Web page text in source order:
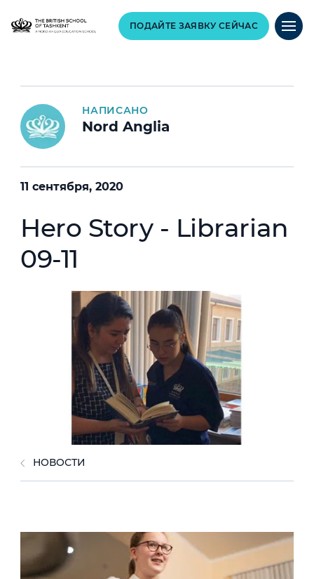
ПОДАЙТЕ ЗАЯВКУ СЕЙЧАС
НАПИСАНО
Nord Anglia
11 сентября, 2020
Hero Story - Librarian
09-11
НОВОСТИ